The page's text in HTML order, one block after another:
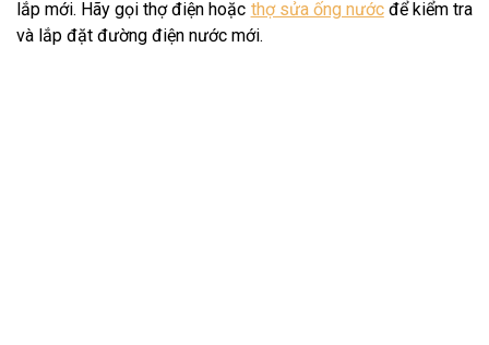
lắp mới. Hãy gọi thợ điện hoặc thợ sửa ống nướcđể kiểm tra
và lắp đặt đường điện nước mới.